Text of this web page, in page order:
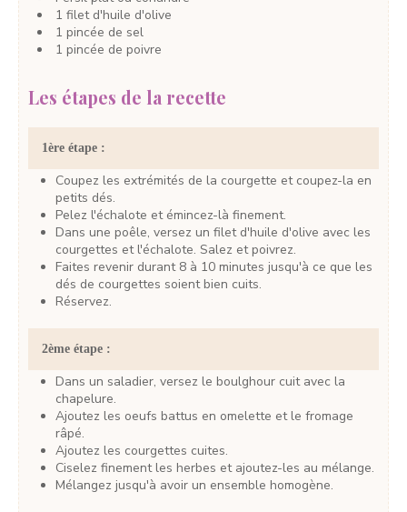
1 filet d'huile d'olive
1 pincée de sel
1 pincée de poivre
Les étapes de la recette
1ère étape :
Coupez les extrémités de la courgette et coupez-la en
petits dés.
Pelez l'échalote et émincez-là finement.
Dans une poêle, versez un filet d'huile d'olive avec les
courgettes et l'échalote. Salez et poivrez.
Faites revenir durant 8 à 10 minutes jusqu'à ce que les
dés de courgettes soient bien cuits.
Réservez.
2ème étape :
Dans un saladier, versez le boulghour cuit avec la
chapelure.
Ajoutez les oeufs battus en omelette et le fromage
râpé.
Ajoutez les courgettes cuites.
Ciselez finement les herbes et ajoutez-les au mélange.
Mélangez jusqu'à avoir un ensemble homogène.